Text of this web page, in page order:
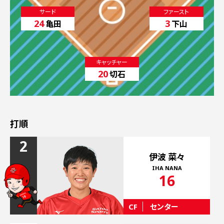
HOME
サード
24亀田
ファースト
3下山
キャッチャー
20切石
打順
2
伊波 菜々
IHA NANA
16
CF センター